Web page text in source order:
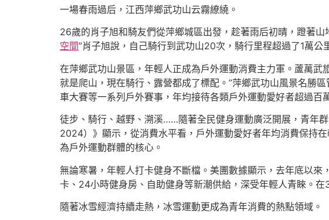
一場春雨過后，江西萍鄉武功山云霧繚繞。
26歲的肖子旭和騎友們從萍鄉城區出發，趁著雨后初晴，蹬著
空間”肖子旭說，自己騎行到武功山20次，騎行里程超過了1萬公
在萍鄉武功山景區，年輕人正成為戶外運動消費主力軍。蘆萬
就是爬山，現在騎行、露營都成了標配。”萍鄉武功山風景名勝
車大賽等一系列戶外賽事，年均接待各類戶外運動愛好者超過百
徒步、騎行、越野、溯溪……隨著全民健身運動廣泛開展，青年
2024）》顯示，從消費水平看，戶外運動愛好者年均消費保持
為戶外運動群體的核心。
無論寒暑，年輕人打卡健身不斷檔。美團數據顯示，去年底以
卡、24小時健身房、自助健身等新潮供給，深受年輕人青睞。
隨著冰雪經濟持續走熱，冰雪運動更成為青年消費的熱點領域。